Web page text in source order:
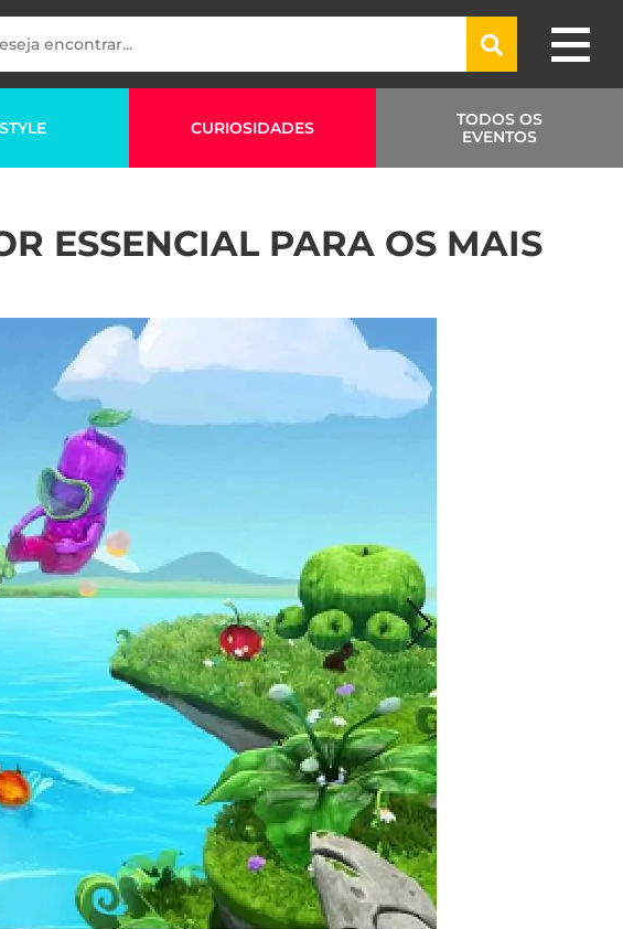
CURIOSIDADES
TODOS OS
EVENTOS
ESSENCIAL PARA OS MAIS